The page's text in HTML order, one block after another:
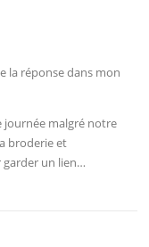
la réponse dans mon
journée malgré notre
broderie et
un lien…